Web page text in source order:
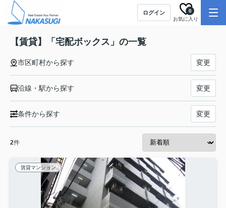
ログイン
お気に入り
0
【賃貸】「宅配ボックス」の一覧
市区町村から探す 変更
沿線・駅から探す 変更
条件から探す 変更
2件
賃貸マンション